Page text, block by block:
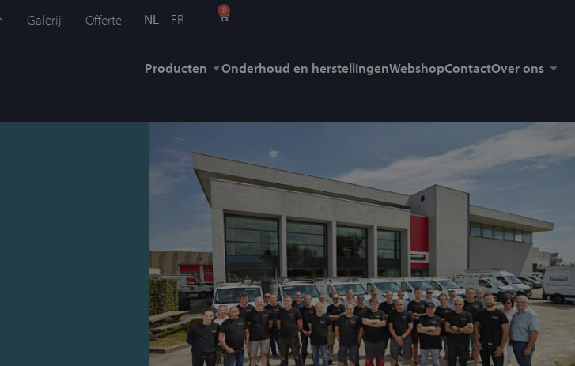
Galerij Offerte NL FR
0
Producten Onderhoud en herstellingenWebshopContactOver ons